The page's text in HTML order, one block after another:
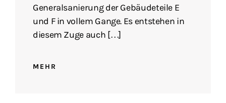
Generalsanierung der Gebäudeteile E
und F in vollem Gange. Es entstehen in
diesem Zuge auch […]
MEHR